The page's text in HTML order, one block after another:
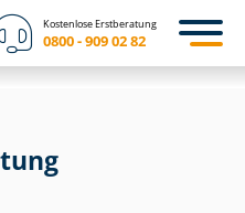
Kostenlose Erstberatung
0800 - 909 02 82